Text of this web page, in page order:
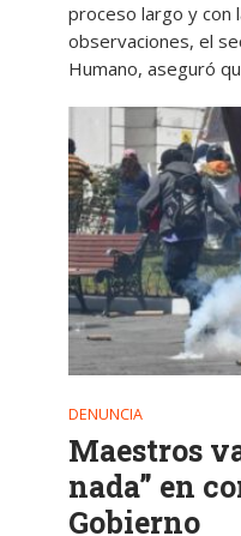
proceso largo y con
observaciones, el
Humano, aseguró
DENUNCIA
Maestros
nada” en
Gobierno